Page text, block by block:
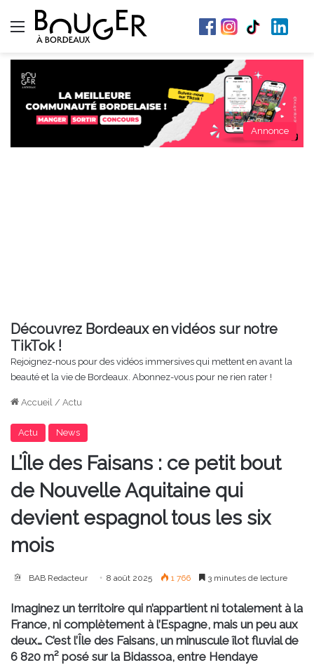
Menu
Annonce
Découvrez Bordeaux en vidéos sur notre
TikTok !
Rejoignez-nous pour des vidéos immersives qui mettent en avant la
beauté et la vie de Bordeaux. Abonnez-vous pour ne rien rater !
Accueil / Actu
Actu News
L’Île des Faisans : ce petit bout
de Nouvelle Aquitaine qui
devient espagnol tous les six
mois
BAB Redacteur 8 août 2025 1 766 3 minutes de lecture
Imaginez un territoire qui n’appartient ni totalement à la
France, ni complètement à l’Espagne, mais un peu aux
deux… C’est l’Île des Faisans, un minuscule îlot fluvial de
6 820 m² posé sur la Bidassoa, entre Hendaye